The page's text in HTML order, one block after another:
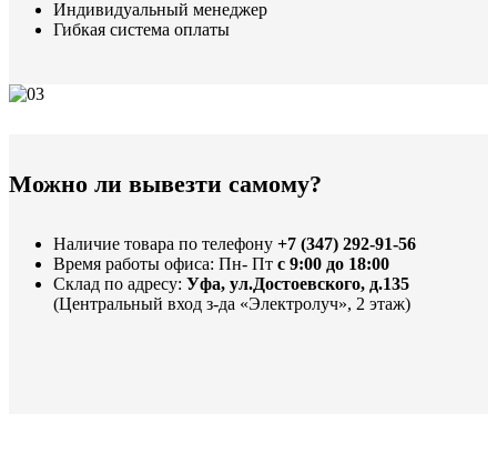
Индивидуальный менеджер
Гибкая система оплаты
Можно ли вывезти самому?
Наличие товара по телефону +7 (347) 292-91-56
Время работы офиса: Пн- Пт с 9:00 до 18:00
Склад по адресу: Уфа, ул.Достоевского, д.135
(Центральный вход з-да «Электролуч», 2 этаж)